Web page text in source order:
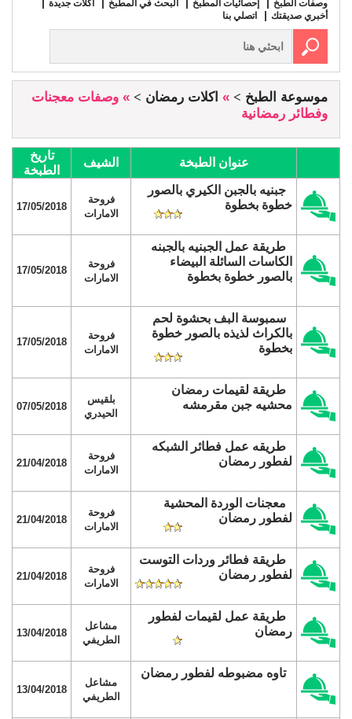
وصفات الطبخ إحصائيات المطبخ البحث في المطبخ
اكلات جديدة
أخبري صديقتك
اتصلي بنا
موسوعة الطبخ » اكلات رمضان
» وصفات معجنات
وفطائر رمضانية
عنوان الطبخة الشيف
تاريخ
الطبخة
جبنيه بالجبن الكيري بالصور
خطوة بخطوة
فروحة
الامارات
17/05/2018
طريقة عمل الجبنيه بالجبنه
الكاسات السائلة البيضاء
بالصور خطوة بخطوة
فروحة
الامارات
17/05/2018
سمبوسة البف بحشوة لحم
بالكراث لذيذه بالصور خطوة
بخطوة
فروحة
الامارات
17/05/2018
طريقة لقيمات رمضان
محشيه جبن مقرمشه
بلقيس
الحيدري
07/05/2018
طريقه عمل فطائر الشبكه
لفطور رمضان
فروحة
الامارات
21/04/2018
معجنات الوردة المحشية
لفطور رمضان
فروحة
الامارات
21/04/2018
طريقة فطائر وردات التوست
لفطور رمضان
فروحة
الامارات
21/04/2018
طريقة عمل لقيمات لفطور
رمضان
مشاعل
الطريفي
13/04/2018
تاوه مضبوطه لفطور رمضان
مشاعل
الطريفي
13/04/2018